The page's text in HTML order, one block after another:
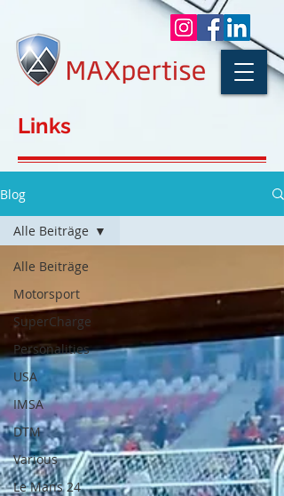
Links
Blog
Alle Beiträge
Motorsport
SuperCharge
Personalities
USA
IMSA
DTM
Various
Le Mans 24
Alle Beiträge